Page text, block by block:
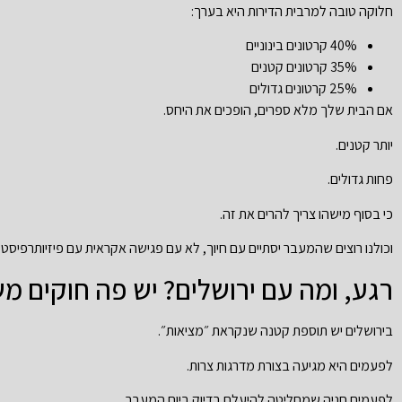
חלוקה טובה למרבית הדירות היא בערך:
40% קרטונים בינוניים
35% קרטונים קטנים
25% קרטונים גדולים
אם הבית שלך מלא ספרים, הופכים את היחס.
יותר קטנים.
פחות גדולים.
כי בסוף מישהו צריך להרים את זה.
וכולנו רוצים שהמעבר יסתיים עם חיוך, לא עם פגישה אקראית עם
רגע, ומה עם ירושלים? יש פה חוקים
בירושלים יש תוספת קטנה שנקראת ״מציאות״.
לפעמים היא מגיעה בצורת מדרגות צרות.